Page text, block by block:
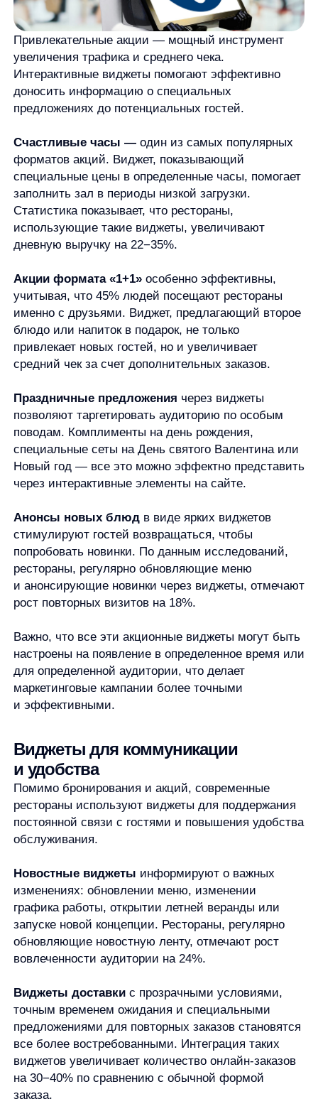
привлекает новых гостей, но и увеличивает
средний чек за счет дополнительных заказов.
Праздничные предложения
через виджеты
позволяют таргетировать аудиторию по особым
поводам. Комплименты на день рождения,
специальные сеты на День святого Валентина или
Новый год — все это можно эффектно представить
Анонсы новых блюдв виде ярких виджетов
стимулируют гостей возвращаться, чтобы
попробовать новинки. По данным исследований,
рестораны, регулярно обновляющие меню
и анонсирующие новинки через виджеты, отмечают
Важно, что все эти акционные виджеты могут быть
для определенной аудитории, что делает
маркетинговые кампании более точными
Виджеты для коммуникации
и удобства
рестораны используют виджеты для поддержания
постоянной связи с гостями и повышения удобства
обслуживания.
Новостные виджеты информируют о важных
изменениях: обновлении меню, изменении
графика работы, открытии летней веранды или
вовлеченности аудитории на 24%.
Виджеты доставкис прозрачными условиями,
точным временем ожидания и специальными
предложениями для повторных заказов становятся
все более востребованными. Интеграция таких
виджетов увеличивает количество онлайн-заказов
заказа.
Оплата по QR-коду с кэшбеком —
современный
тренд, который ценят технологически продвинутые
гости. Рестораны, внедрившие такую систему,
отмечают не только ускорение обслуживания,
Эти коммуникационные виджеты формируют
доверие к заведению, создают ощущение
прозрачности и постоянного контакта, что
критически важно для формирования лояльной
аудитории.
через виджеты
Современные рестораны давно вышли за рамки
просто места для еды. Многие заведения проводят
мастер-классы, гастрономические ужины, винные
дегустации и концерты. Виджеты для продажи
билетов на такие мероприятия превращают сайт
описанием мероприятий и возможностью
моментальной покупки билетов увеличивают
посещаемость событий на 35−40% по сравнению
с обычным анонсированием.
Особенно эффективны
виджеты подарочных
сертификатов, которые позволяют приобрести
подарок близким буквально в несколько кликов.